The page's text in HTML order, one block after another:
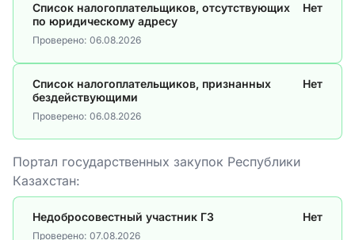
Список налогоплательщиков, отсутствующих
по юридическому адресу
Нет
Проверено: 06.08.2026
Список налогоплательщиков, признанных
бездействующими
Нет
Проверено: 06.08.2026
Портал государственных закупок Республики
Казахстан:
Недобросовестный участник ГЗ Нет
Проверено: 07.08.2026